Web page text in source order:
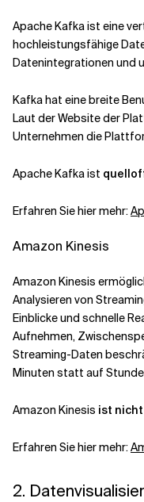
Apache Kafka ist eine
hochleistungsfähige
Datenintegrationen und
Kafka hat eine breite
Laut der Website der
Unternehmen die
Apache Kafka ist
Erfahren Sie hier mehr:
Amazon Kinesis
Amazon Kinesis
Analysieren von
Einblicke und schnelle
Aufnehmen,
Streaming-Daten
Minuten statt auf
Amazon Kinesis ist nicht
Erfahren Sie hier mehr:
2.